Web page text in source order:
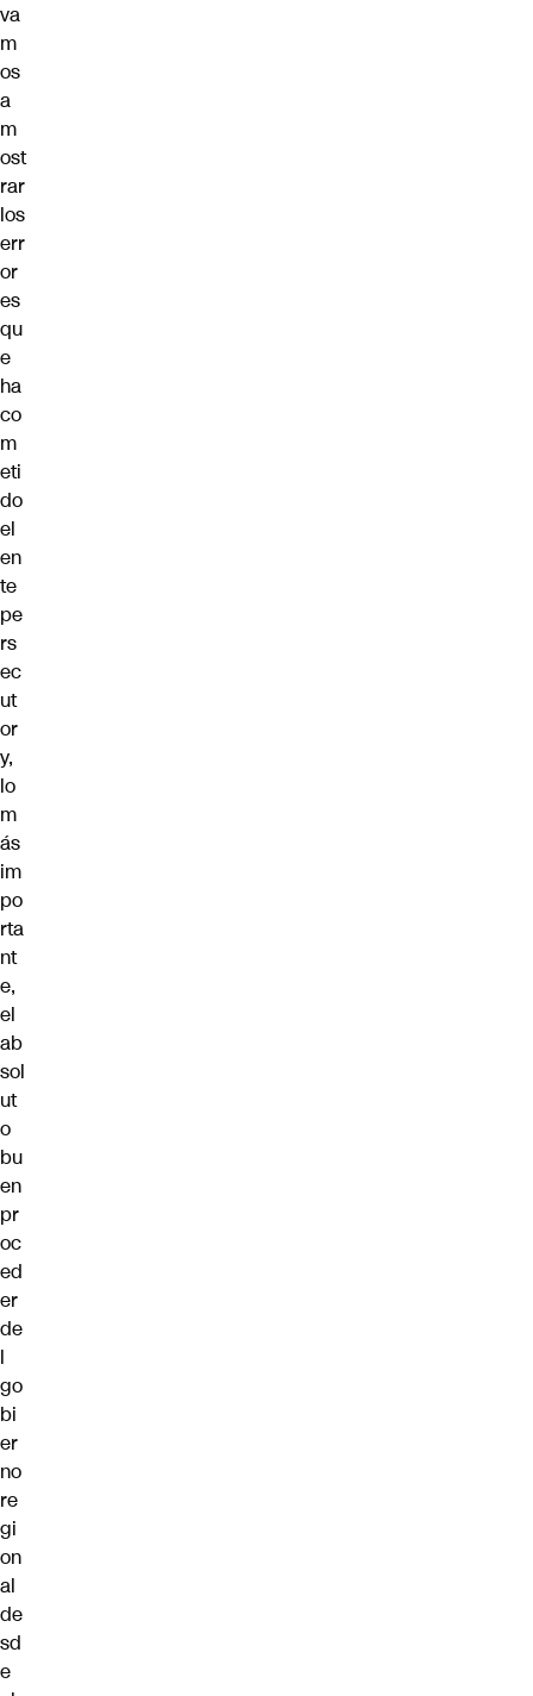
va
m
os
a
m
ost
rar
los
err
or
es
qu
e
ha
co
m
eti
do
el
en
te
pe
rs
ec
ut
or
y,
lo
m
ás
im
po
rta
nt
e,
el
ab
sol
ut
o
bu
en
pr
oc
ed
er
de
l
go
bi
er
no
re
gi
on
al
de
sd
e